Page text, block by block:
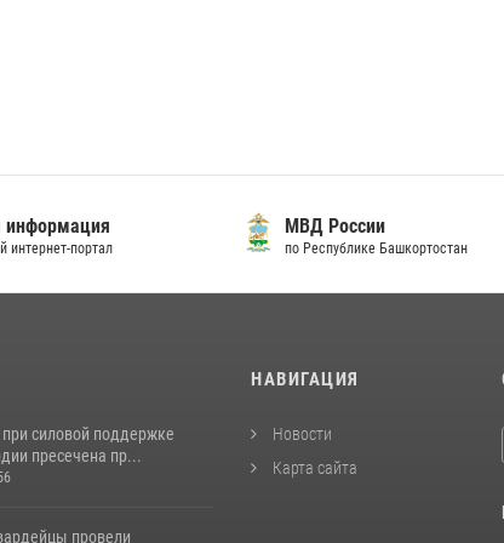
информация
интернет-портал
МВД России
по Республике Башкортостан
силовой поддержке
пресечена пр...
провели
НАВИГАЦИЯ
Новости
Карта сайта